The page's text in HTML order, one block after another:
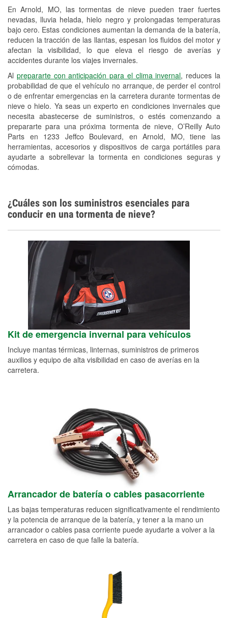
En Arnold, MO, las tormentas de nieve pueden traer fuertes
nevadas, lluvia helada, hielo negro y prolongadas temperaturas
bajo cero. Estas condiciones aumentan la demanda de la batería,
reducen la tracción de las llantas, espesan los fluidos del motor y
afectan la visibilidad, lo que eleva el riesgo de averías y
accidentes durante los viajes invernales.
Al prepararte con anticipación para el clima invernal, reduces la
probabilidad de que el vehículo no arranque, de perder el control
o de enfrentar emergencias en la carretera durante tormentas de
nieve o hielo. Ya seas un experto en condiciones invernales que
necesita abastecerse de suministros, o estés comenzando a
prepararte para una próxima tormenta de nieve, O’Reilly Auto
Parts en 1233 Jeffco Boulevard, en Arnold, MO, tiene las
herramientas, accesorios y dispositivos de carga portátiles para
ayudarte a sobrellevar la tormenta en condiciones seguras y
cómodas.
Programa de Préstamo de
Herramientas
Rectificación de tambores y discos de
freno
Snowstorm Supplies
Tornado Supplies
Conoce más
¿Cuáles son los suministros esenciales para
conducir en una tormenta de nieve?
Kit de emergencia invernal para vehículos
Incluye mantas térmicas, linternas, suministros de primeros
auxilios y equipo de alta visibilidad en caso de averías en la
carretera.
Arrancador de batería o cables pasacorriente
Las bajas temperaturas reducen significativamente el rendimiento
y la potencia de arranque de la batería, y tener a la mano un
arrancador o cables pasa corriente puede ayudarte a volver a la
carretera en caso de que falle la batería.